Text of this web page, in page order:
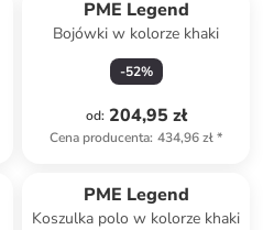
PME Legend
Bojówki w kolorze khaki
-52%
od: 204,95 zł
Cena producenta: 434,96 zł*
PME Legend
Koszulka polo w kolorze khaki